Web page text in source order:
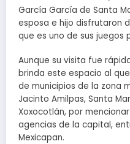
García García de Santa
esposa e hijo disfrutaron
que es uno de sus juegos
Aunque su visita fue
brinda este espacio al
de municipios de la zona
Jacinto Amilpas, Santa
Xoxocotlán, por
agencias de la capital,
Mexicapan.